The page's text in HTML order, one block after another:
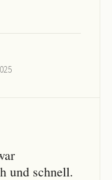
und schnell.